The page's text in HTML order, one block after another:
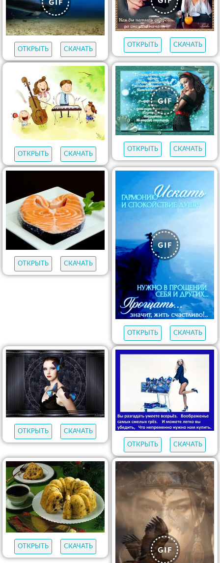
ОТКРЫТЬ СКАЧАТЬ
ОТКРЫТЬ СКАЧАТЬ
ОТКРЫТЬ СКАЧАТЬ
ОТКРЫТЬ СКАЧАТЬ
ОТКРЫТЬ СКАЧАТЬ
ОТКРЫТЬ СКАЧАТЬ
ОТКРЫТЬ СКАЧАТЬ
ОТКРЫТЬ СКАЧАТЬ
ОТКРЫТЬ СКАЧАТЬ